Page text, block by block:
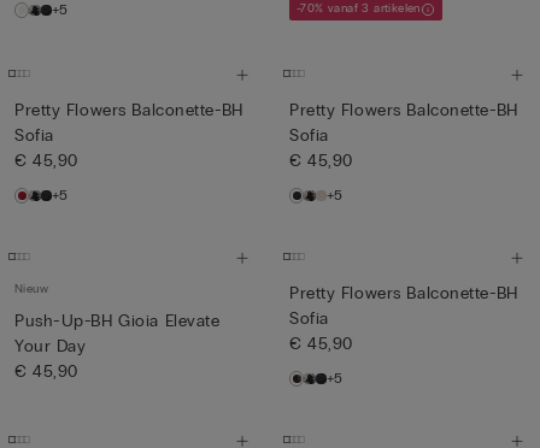
+5 -70% vanaf 3 artikelen
Pretty Flowers Balconette-BH
Sofia
€ 45,90
+5
Pretty Flowers Balconette-BH
Sofia
€ 45,90
+5
Nieuw
Push-Up-BH Gioia Elevate
Your Day
€ 45,90
Pretty Flowers Balconette-BH
Sofia
€ 45,90
+5